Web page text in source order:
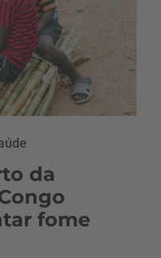
da
fome